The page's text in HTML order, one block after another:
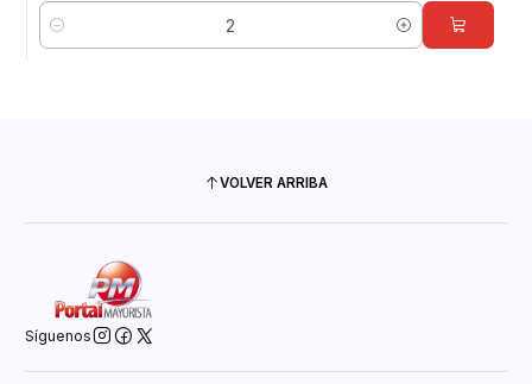
Cantidad
VOLVER ARRIBA
Síguenos